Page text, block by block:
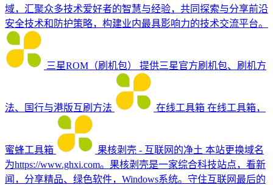
域，汇聚众多技术爱好者的智慧与经验，共同探索与分享前沿
安全技术和防护策略，构建业内最具影响力的技术交流平台。
三星ROM（刷机包） 提供三星官方刷机包、刷机方
法、国行与港版互刷方法 在线工具箱 在线工具箱，
蜜蜂工具箱 果核剥壳 - 互联网的净土 本站更换域名
为https://www.ghxi.com。果核剥壳是一家综合科技站点，看新
闻，分享精品、绿色软件，Windows系统。守住互联网最后的